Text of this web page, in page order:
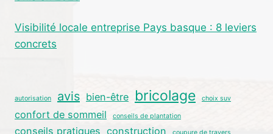
Visibilité locale entreprise Pays basque : 8 leviers
concrets
autorisation avis bien-être bricolage choix suv
confort de sommeil conseils de plantation
conseils pratiques construction